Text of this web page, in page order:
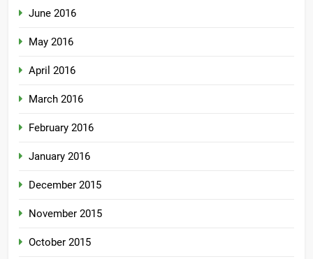
June 2016
May 2016
April 2016
March 2016
February 2016
January 2016
December 2015
November 2015
October 2015